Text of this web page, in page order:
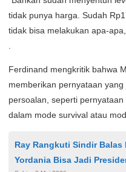
tidak punya harga. Sudah
tidak bisa melakukan apa-
Ferdinand mengkritik bahwa
memberikan pernyataan
persoalan, seperti
dalam mode survival atau
Ray Rangkuti Sindir Balas
Yordania Bisa Jadi